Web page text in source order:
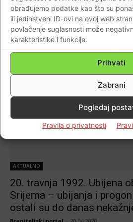
obrađujemo podatke kao što su
ili jedinstveni ID-ovi na ovoj web
povlačenje suglasnosti može
karakteristike i funkcije.
Prihvati
Zabrani
Pogledaj
Pravila o privatnosti
se ovakve teme stavljaju u
Braniteljski portal - 25.03.2021
AKTUALNO
20. travnja 1992. Ubijena
Srijema – ubijanja i
ostali su do danas